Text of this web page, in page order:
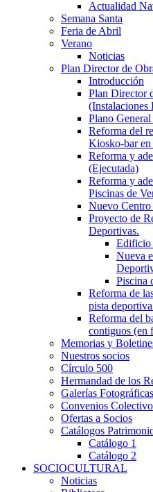
Actualidad
Semana Santa
Feria de Abril
Verano
Noticias
Plan Director de
Introducción
Plan Director
(Instalaciones
Plano
Reforma del
Kiosko-bar en
Reforma y
(Ejecutada)
Reforma y
Piscinas de
Nuevo Centro
Proyecto de
Deportivas.
Edificio
Nueva
Piscina
Reforma de
pista
Reforma del
contiguos (en
Memorias y
Nuestros socios
Círculo 500
Hermandad de los
Galerías Fotográficas
Convenios
Ofertas a Socios
Catálogos
Catálogo 1
Catálogo 2
SOCIOCULTURAL
Noticias